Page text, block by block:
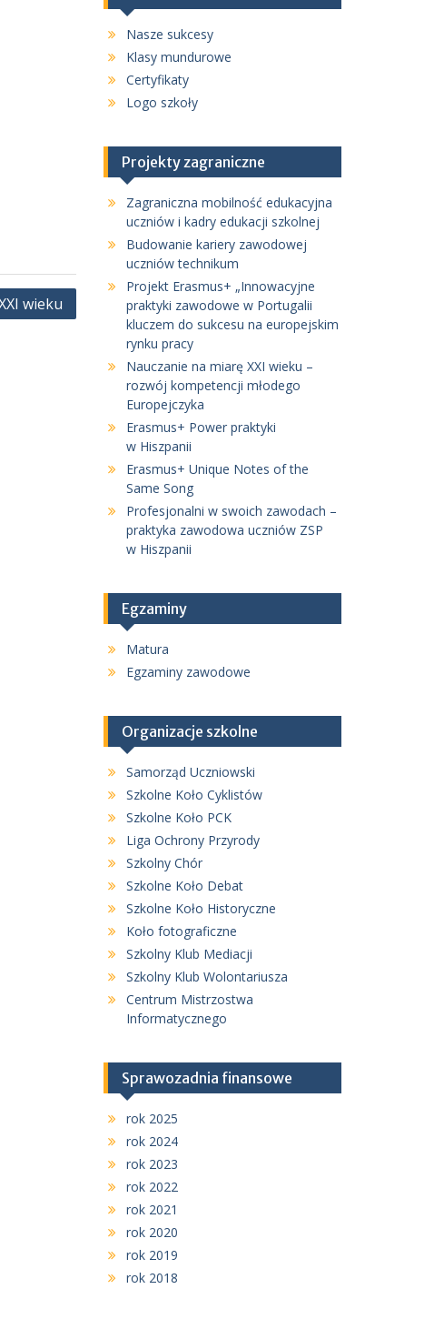
wieku
Nasze sukcesy
Klasy mundurowe
Certyfikaty
Logo szkoły
Projekty zagraniczne
Zagraniczna mobilność edukacyjna
uczniów i kadry edukacji szkolnej
Budowanie kariery zawodowej
uczniów technikum
Projekt Erasmus+ „Innowacyjne
praktyki zawodowe w Portugalii
kluczem do sukcesu na europejskim
rynku pracy
Nauczanie na miarę XXI wieku –
rozwój kompetencji młodego
Europejczyka
Erasmus+ Power praktyki
w Hiszpanii
Erasmus+ Unique Notes of the
Same Song
Profesjonalni w swoich zawodach –
praktyka zawodowa uczniów ZSP
w Hiszpanii
Egzaminy
Matura
Egzaminy zawodowe
Organizacje szkolne
Samorząd Uczniowski
Szkolne Koło Cyklistów
Szkolne Koło PCK
Liga Ochrony Przyrody
Szkolny Chór
Szkolne Koło Debat
Szkolne Koło Historyczne
Koło fotograficzne
Szkolny Klub Mediacji
Szkolny Klub Wolontariusza
Centrum Mistrzostwa
Informatycznego
Sprawozadnia finansowe
rok 2025
rok 2024
rok 2023
rok 2022
rok 2021
rok 2020
rok 2019
rok 2018